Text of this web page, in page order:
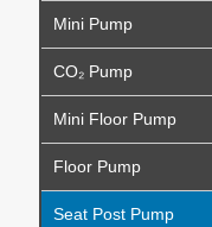
Mini Pump
CO₂ Pump
Mini Floor Pump
Floor Pump
Seat Post Pump